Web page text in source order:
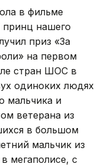
в фильме
принц нашего
приз «За
на первом
стран ШОС в
одиноких людях
мальчика и
ветерана из
в большом
мальчик из
мегаполисе, с